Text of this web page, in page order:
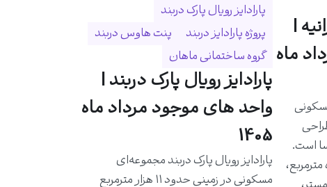
|
ماه
است.
واحدهای تک‌واحدی حدود ۵۸۰ مترمربع،
پارادایز رویال پارک دربند
پروژه پارادایز دربند
پنت هاوس دربند
گروه ساختمانی ماهان
پارادایز رویال پارک دربند |
واحد های موجود مرداد ماه
1405
پارادایز رویال پارک دربند مجموعه‌ای
مسکونی در زمینی حدود ۱۱ هزار مترمربع